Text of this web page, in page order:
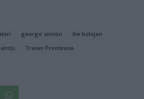
george simion
ilie bolojan
Traian Preoteasa